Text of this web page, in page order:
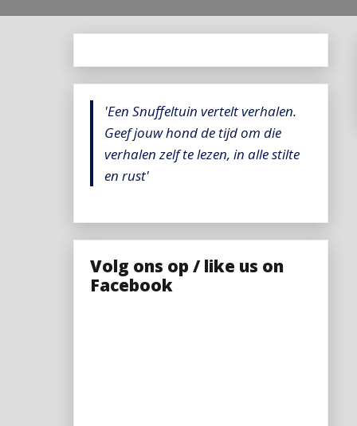
'Een Snuffeltuin vertelt verhalen.
Geef jouw hond de tijd om die
verhalen zelf te lezen, in alle stilte
en rust'
Volg ons op / like us on
Facebook